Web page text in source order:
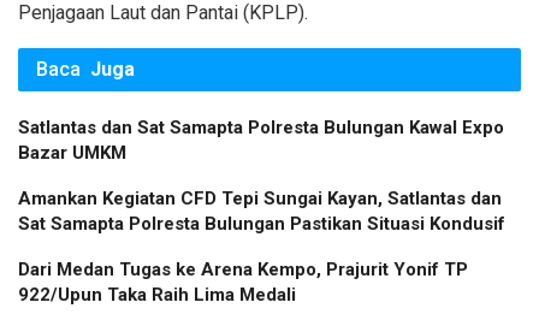
Penjagaan Laut dan Pantai (KPLP).
Baca Juga
Satlantas dan Sat Samapta Polresta Bulungan Kawal Expo
Bazar UMKM
Amankan Kegiatan CFD Tepi Sungai Kayan, Satlantas dan
Sat Samapta Polresta Bulungan Pastikan Situasi Kondusif
Dari Medan Tugas ke Arena Kempo, Prajurit Yonif TP
922/Upun Taka Raih Lima Medali